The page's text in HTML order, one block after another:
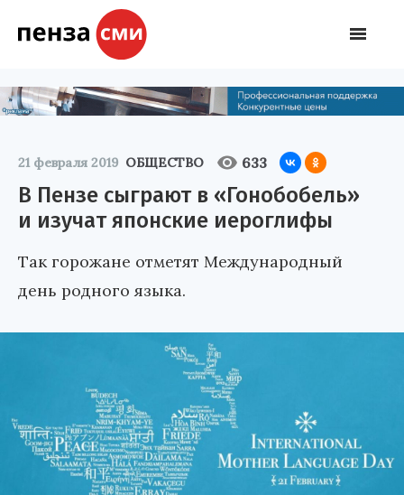
21 февраля 2019 ОБЩЕСТВО 633
В Пензе сыграют в «Гонобобель»
и изучат японские иероглифы
Так горожане отметят Международный
день родного языка.